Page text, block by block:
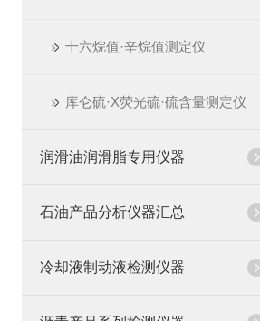
十六烷值·辛烷值测定仪
库仑硫·X荧光硫·硫含量测定仪
润滑油润滑脂专用仪器
石油产品分析仪器汇总
冷却液制动液检测仪器